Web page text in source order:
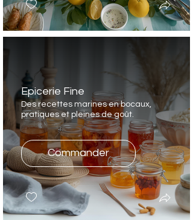
Epicerie Fine
Des recettes marines en bocaux,
pratiques et pleines de goût.
Commander